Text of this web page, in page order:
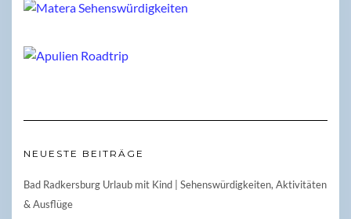
NEUESTE BEITRÄGE
Bad Radkersburg Urlaub mit Kind | Sehenswürdigkeiten, Aktivitäten
& Ausflüge